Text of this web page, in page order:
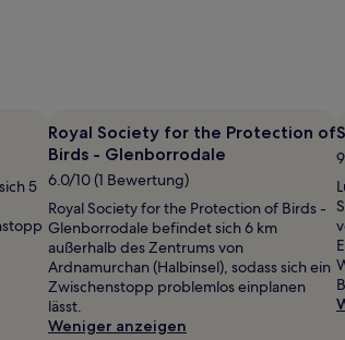
5
Royal Society for the Protection of
Birds - Glenborrodale
6.0/10 (1 Bewertung)
Royal Society for the Protection of Birds -
Glenborrodale befindet sich 6 km
außerhalb des Zentrums von
Ardnamurchan (Halbinsel), sodass sich ein
Zwischenstopp problemlos einplanen
lässt.
Weniger anzeigen